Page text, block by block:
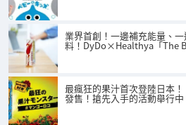
業界首創！一邊補充能量、
料！DyDo×Healthya「The
最瘋狂的果汁首次登陸日本
發售！搶先入手的活動舉行中